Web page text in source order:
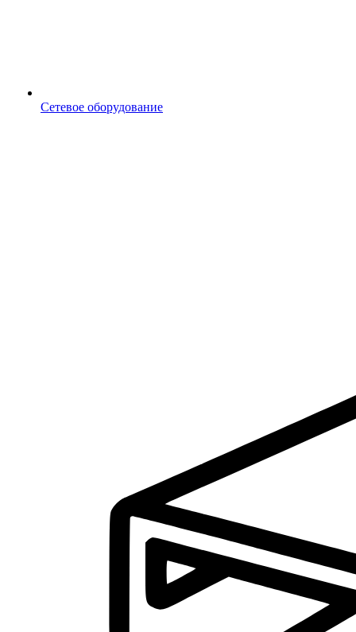
Сетевое оборудование